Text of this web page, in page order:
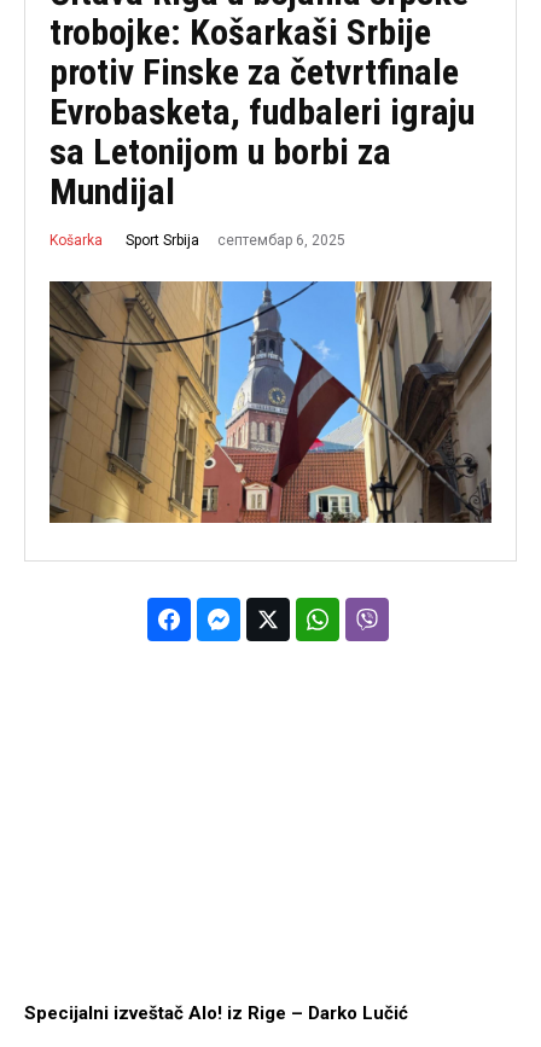
trobojke: Košarkaši Srbije
protiv Finske za četvrtfinale
Evrobasketa, fudbaleri igraju
sa Letonijom u borbi za
Mundijal
Košarka Sport Srbija септембар 6, 2025
Specijalni izveštač Alo! iz Rige – Darko Lučić